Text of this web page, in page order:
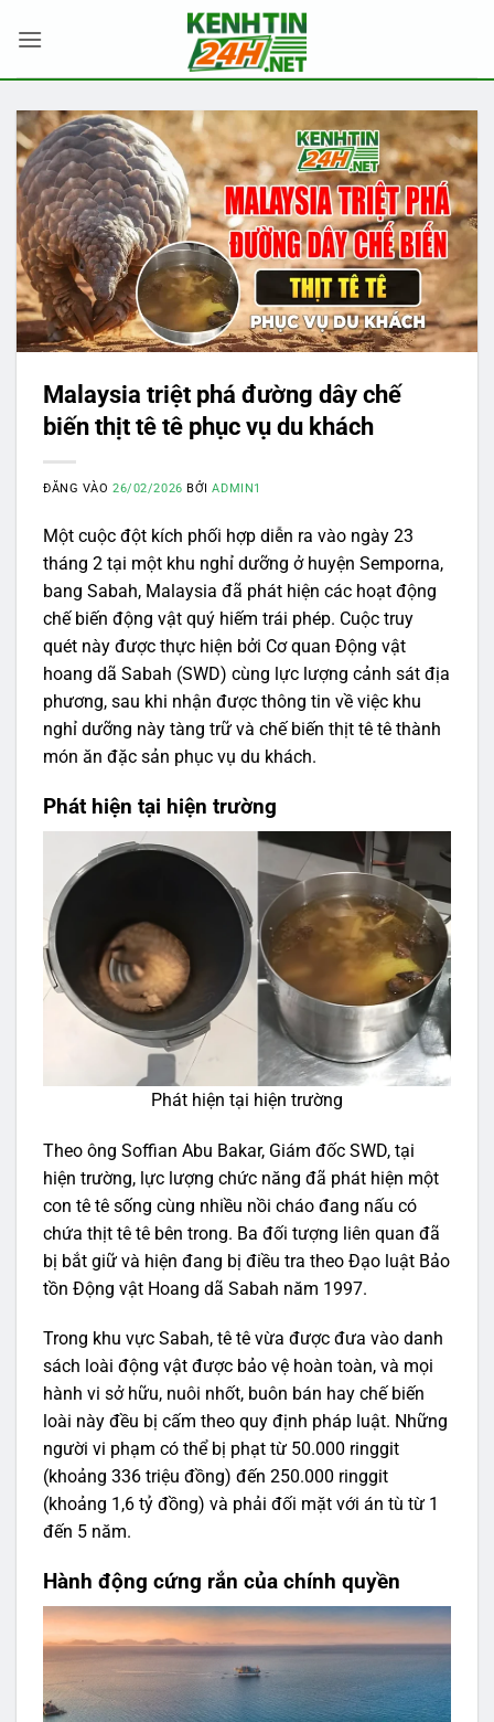
qua
Malaysia triệt phá đường dây chế
biến thịt tê tê phục vụ du khách
ĐĂNG VÀO26/02/2026 BỞIADMIN1
Một cuộc đột kích phối hợp diễn ra vào ngày 23
tháng 2 tại một khu nghỉ dưỡng ở huyện Semporna,
bang Sabah, Malaysia đã phát hiện các hoạt động
chế biến động vật quý hiếm trái phép. Cuộc truy
quét này được thực hiện bởi Cơ quan Động vật
hoang dã Sabah (SWD) cùng lực lượng cảnh sát địa
phương, sau khi nhận được thông tin về việc khu
nghỉ dưỡng này tàng trữ và chế biến thịt tê tê thành
món ăn đặc sản phục vụ du khách.
Phát hiện tại hiện trường
Phát hiện tại hiện trường
Theo ông Soffian Abu Bakar, Giám đốc SWD, tại
hiện trường, lực lượng chức năng đã phát hiện một
con tê tê sống cùng nhiều nồi cháo đang nấu có
chứa thịt tê tê bên trong. Ba đối tượng liên quan đã
bị bắt giữ và hiện đang bị điều tra theo Đạo luật Bảo
tồn Động vật Hoang dã Sabah năm 1997.
Trong khu vực Sabah, tê tê vừa được đưa vào danh
sách loài động vật được bảo vệ hoàn toàn, và mọi
hành vi sở hữu, nuôi nhốt, buôn bán hay chế biến
loài này đều bị cấm theo quy định pháp luật. Những
người vi phạm có thể bị phạt từ 50.000 ringgit
(khoảng 336 triệu đồng) đến 250.000 ringgit
(khoảng 1,6 tỷ đồng) và phải đối mặt với án tù từ 1
đến 5 năm.
Hành động cứng rắn của chính quyền